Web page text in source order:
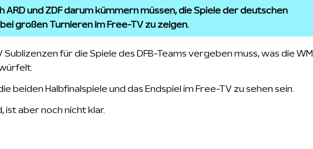
und ZDF darum kümmern müssen, die Spiele der deutschen
großen Turnieren im Free-TV zu zeigen.
für die Spiele des DFB-Teams vergeben muss, was die WM
beiden Halbfinalspiele und das Endspiel im Free-TV zu sehen sein.
ist aber noch nicht klar.